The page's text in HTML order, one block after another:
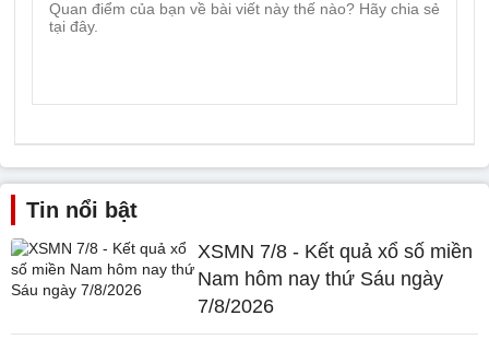
Tin nổi bật
XSMN 7/8 - Kết quả xổ số miền
Nam hôm nay thứ Sáu ngày
7/8/2026